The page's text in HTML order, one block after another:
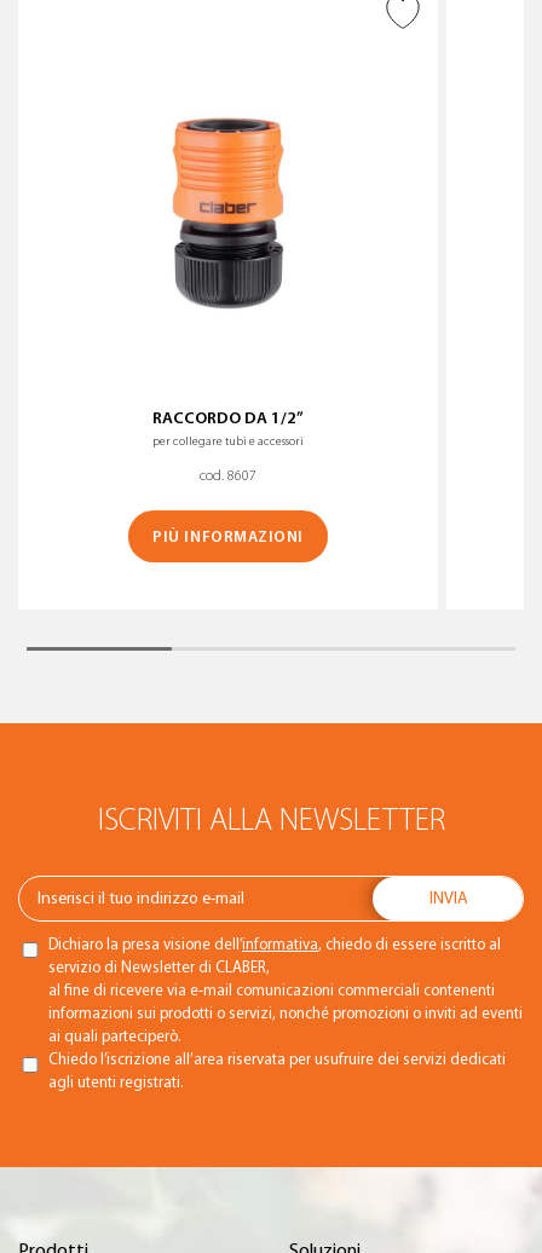
RACCORDO DA 1/2”
per collegare tubi e accessori
cod. 8607
PIÙ INFORMAZIONI
ISCRIVITI ALLA NEWSLETTER
Dichiaro la presa visione dell’informativa, chiedo di essere iscritto al
servizio di Newsletter di CLABER,
al fine di ricevere via e-mail comunicazioni commerciali contenenti
informazioni sui prodotti o servizi, nonché promozioni o inviti ad eventi
ai quali parteciperò.
Chiedo l’iscrizione all’area riservata per usufruire dei servizi dedicati
agli utenti registrati.